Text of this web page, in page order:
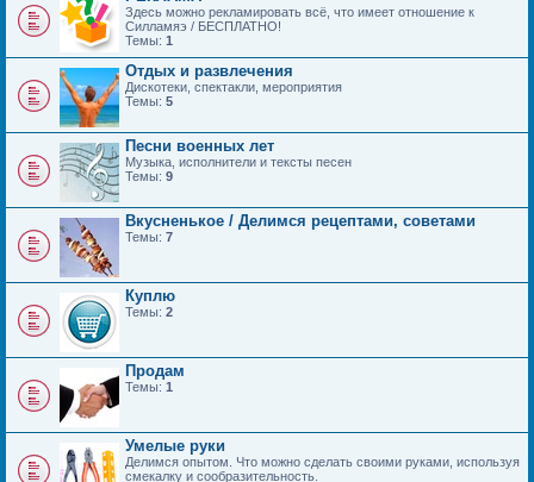
Здесь можно рекламировать всё, что имеет отношение к
Силламяэ / БЕСПЛАТНО!
Темы: 1
Отдых и развлечения
Дискотеки, спектакли, мероприятия
Темы: 5
Песни военных лет
Музыка, исполнители и тексты песен
Темы: 9
Вкусненькое / Делимся рецептами, советами
Темы: 7
Куплю
Темы: 2
Продам
Темы: 1
Умелые руки
Делимся опытом. Что можно сделать своими руками, используя
смекалку и сообразительность.